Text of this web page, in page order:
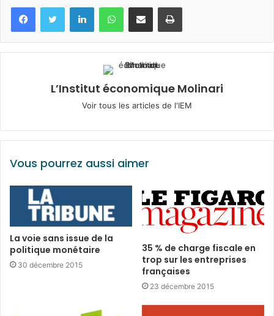
FacebookTwitter LinkedinWhatsApp
Partagez par mail Imprimez
L’Institut économique Molinari
Voir tous les articles de l'IEM
Vous pourrez aussi aimer
La voie sans issue de la
politique monétaire
30 décembre 2015
35 % de charge fiscale en
trop sur les entreprises
françaises
23 décembre 2015